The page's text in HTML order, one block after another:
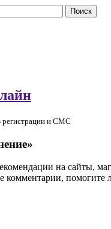
регистрации и СМС
на сайты,
комментарии,